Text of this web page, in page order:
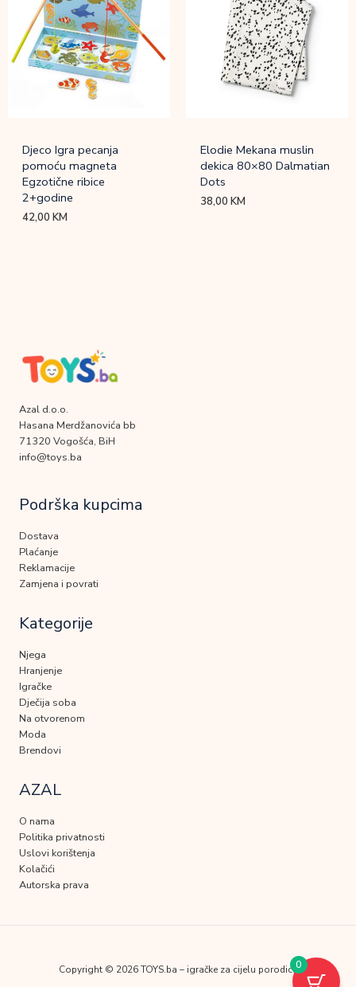
Djeco Igra pecanja
pomoću magneta
Egzotične ribice
2+godine
42,00KM
Elodie Mekana muslin
dekica 80×80 Dalmatian
Dots
38,00KM
Azal d.o.o.
Hasana Merdžanovića bb
71320 Vogošća, BiH
info@toys.ba
Podrška kupcima
Dostava
Plaćanje
Reklamacije
Zamjena i povrati
Kategorije
Njega
Hranjenje
Igračke
Dječija soba
Na otvorenom
Moda
Brendovi
AZAL
O nama
Politika privatnosti
Uslovi korištenja
Kolačići
Autorska prava
Copyright © 2026 TOYS.ba – igračke za cijelu porodicu0